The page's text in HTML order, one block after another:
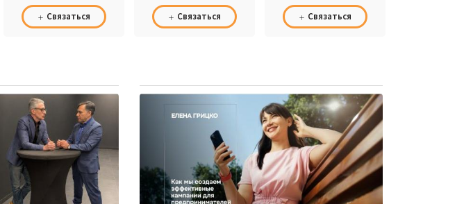
Связаться
ресторана Sensi
Связаться
бюро ARCHFORM
Связаться